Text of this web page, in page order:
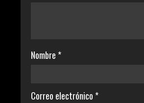
Nombre *
Correo electrónico *